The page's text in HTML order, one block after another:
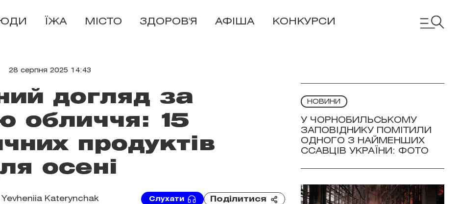
ЇЖА МІСТО ЗДОРОВ'Я АФІША КОНКУРСИ
28 серпня 2025 14:43
догляд за
обличчя: 15
продуктів
осені
Yevheniia Katerynchak Слухати Поділитися
НОВИНИ
У ЧОРНОБИЛЬСЬКОМУ
ЗАПОВІДНИКУ ПОМІТИЛИ
ОДНОГО З НАЙМЕНШИХ
ССАВЦІВ УКРАЇНИ: ФОТО